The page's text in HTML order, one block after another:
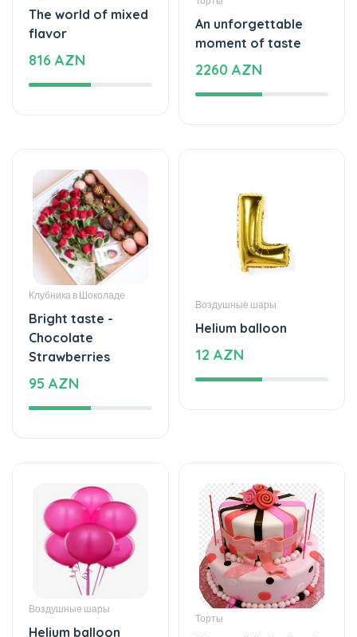
816 AZN
moment of taste
2260 AZN
Клубника в Шоколаде
Bright taste -
Chocolate
Strawberries
95 AZN
Воздушные шары
12 AZN
Воздушные шары
Helium balloon
15 AZN
Торты
The world of mixed
flavor